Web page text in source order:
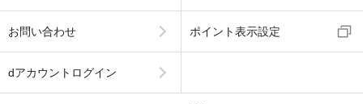
お問い合わせ ポイント表示設定
dアカウントログイン